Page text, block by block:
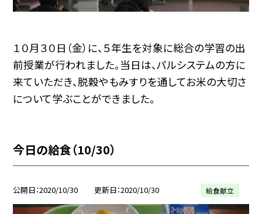
１０月３０日（金）に、５年生を対象に総合の学習の出
前授業が行われました。当日は、パルシステムの方に
来ていただき、脱穀やもみすりを通してお米の大切さ
について学ぶことができました。
今日の給食（10/30）
公開日 2020/10/30 更新日 2020/10/30 給食献立